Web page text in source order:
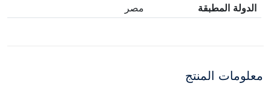
الدولة المطبقة
مصر
معلومات المنتج